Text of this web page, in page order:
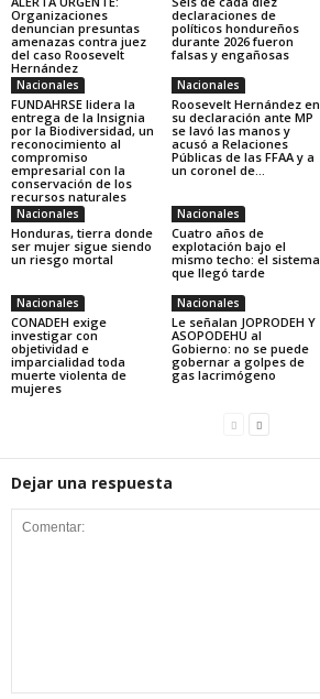
Organizaciones
denuncian presuntas
amenazas contra juez
del caso Roosevelt
Hernández
declaraciones de
políticos hondureños
durante 2026 fueron
falsas y engañosas
Nacionales
FUNDAHRSE lidera la
entrega de la Insignia
por la Biodiversidad, un
reconocimiento al
compromiso
empresarial con la
conservación de los
recursos naturales
Nacionales
Roosevelt Hernández en
su declaración ante MP
se lavó las manos y
acusó a Relaciones
Públicas de las FFAA y a
un coronel de...
Nacionales
Honduras, tierra donde
ser mujer sigue siendo
un riesgo mortal
Nacionales
Cuatro años de
explotación bajo el
mismo techo: el sistema
que llegó tarde
Nacionales
CONADEH exige
investigar con
objetividad e
imparcialidad toda
muerte violenta de
mujeres
Nacionales
Le señalan JOPRODEH Y
ASOPODEHU al
Gobierno: no se puede
gobernar a golpes de
gas lacrimógeno
Dejar una respuesta